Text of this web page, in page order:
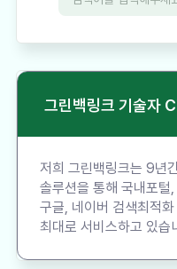
그린백링크 기술자
저희 그린백링크는 9년
솔루션을 통해 국내포털
구글, 네이버 검색최적
최대로 서비스하고 있습